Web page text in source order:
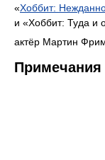
«Хоббит:
и «Хоббит: Туда и
актёр Мартин
Примечания